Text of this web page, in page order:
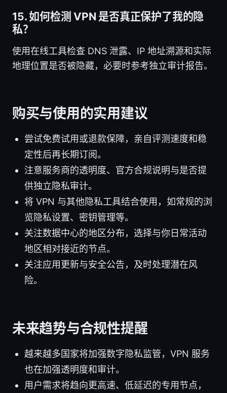
15. 如何检测 VPN 是否真正保护了我的隐
私？
使用在线工具检查 DNS 泄露、IP 地址溯源和实际
地理位置是否被隐藏，必要时参考独立审计报告。
购买与使用的实用建议
尝试免费试用或退款保障，亲自评测速度和稳
定性后再长期订阅。
注意服务商的透明度、官方合规说明与是否提
供独立隐私审计。
将 VPN 与其他隐私工具结合使用，如常规的浏
览隐私设置、密钥管理等。
关注数据中心的地区分布，选择与你日常活动
地区相对接近的节点。
关注应用更新与安全公告，及时处理潜在风
险。
未来趋势与合规性提醒
越来越多国家将加强数字隐私监管，VPN 服务
也在加强透明度和审计。
用户需求将趋向更高速、低延迟的专用节点，